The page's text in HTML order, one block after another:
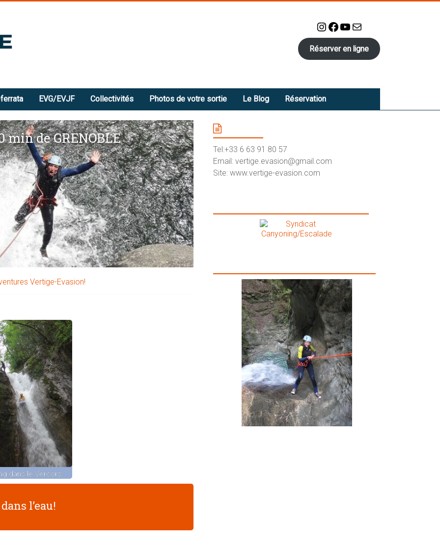
Instagram
Facebook
YouTube
E-mail
Réserver en ligne
EVG/EVJF Collectivités Photos de votre sortie Le Blog Réservation
min de GRENOBLE
Vertige-Evasion!
dans le Vercors
l’eau!
Tel:+33 6 63 91 80 57
Email: vertige.evasion@gmail.com
Site: www.vertige-evasion.com